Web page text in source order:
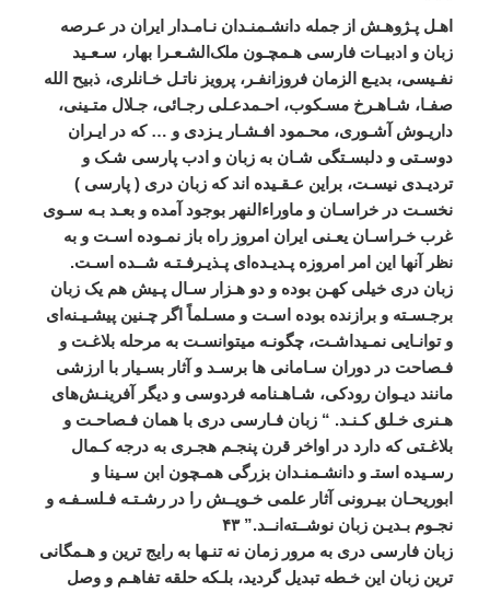
اهـل پـژوهـش از جمله دانشـمنـدان نـامـدار ايران در عـرصه
زبان و ادبيـات فارسی هـمچـون ملک الشـعـرا بهار، سـعـيد
نفـيسی، بديـع الزمان فروزانفـر، پرويز ناتـل خـانلری، ذبيح الله
صفـا، شـاهـرخ مسـکوب، احـمدعـلی رجـائی، جـلال متـينی،
داريـوش آشـوری، محـمود افـشـار يـزدی و …که در
ايـران
دوسـتی و دلبسـتگی شـان به زبان و ادب پارسی شـک و
ترديـدی نيسـت، براين عـقـيده اند که زبان دری (پارسی )
نخسـت در خراسـان و ماوراءالنهر بوجود آمده و بعـد بـه سـوی
غرب خـراسـان يعـنی ايران امروز راه باز نمـوده اسـت و به
نظر
آنها اين امر امروزه پـديـده ای پـذيـرفـتـه شــده اسـت.
زبان دری خيلی کهـن بوده و دو هـزار سـال پـيش هم يک زبان
برجـسـته و برازنده بوده اسـت و مسـلماً اگر چـنين پيشـيـنه ای
و توانـايی نمـیداشـت، چگونـه میتوانسـت به مرحله بلاغـت و
فـصاحت در دوران سـامانی ها برسـد و آثار بسـيار با ارزشی
مانند ديـوان رودکی، شـاهـنامه فردوسی و ديگر آفرينـشهای
هـنری خـلق کـنـد. “زبان فـارسی دری با همان فـصاحـت و
بلاغـتی که دارد در اواخر قرن پنجـم هجـری به درجه کـمال
رسـيده استـ و دانشـمنـدان بزرگی همـچون ابن سـينا و
ابوريحـان بيـرونی آثار علمی خـويــش را در رشـتـه فـلسـفـه و
نجـوم بـديـن زبان نوشــته انــد.”۴۳
زبان فارسی دری به مرور زمان نه تنـها به رايج ترين و هـمگانی
ترين زبان اين خـطه تبديل گرديد، بلـکه حلقه تفاهـم و وصل